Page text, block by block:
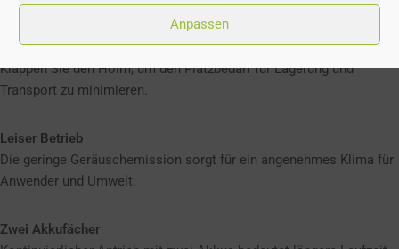
Anpassen
Zusammenklappbarer Holm
Klappen Sie den Holm, um den Platzbedarf für Lagerung und
Transport zu minimieren.
Leiser Betrieb
Die geringe Geräuschemission sorgt für ein angenehmes Klima für
Anwender und Umwelt.
Zwei Akkufächer